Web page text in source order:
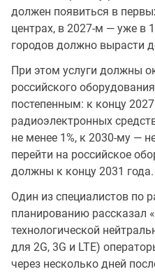
должен появиться в
центрах, в 2027-м — уже в
городов должно вырасти
При этом услуги должны
российского
постепенным: к концу
радиоэлектронных
не менее 1%, к 2030-му —
перейти на российское
должны к концу 2031 года.
Один из специалистов по
планированию рассказал
технологической
для 2G, 3G и LTE)
через несколько дней